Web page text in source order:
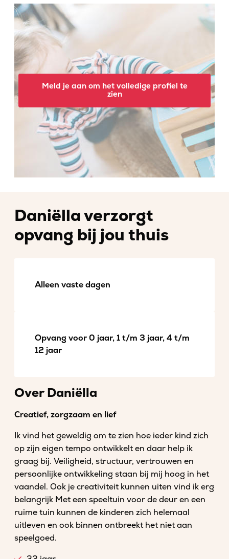
Meld je aan om het volledige profiel te
zien
Daniëlla verzorgt
opvang bij jou thuis
Alleen vaste dagen
Opvang voor 0 jaar, 1 t/m 3 jaar, 4 t/m
12 jaar
Over Daniëlla
Creatief, zorgzaam en lief
Ik vind het geweldig om te zien hoe ieder kind zich
op zijn eigen tempo ontwikkelt en daar help ik
graag bij. Veiligheid, structuur, vertrouwen en
persoonlijke ontwikkeling staan bij mij hoog in het
vaandel. Ook je creativiteit kunnen uiten vind ik erg
belangrijk Met een speeltuin voor de deur en een
ruime tuin kunnen de kinderen zich helemaal
uitleven en ook binnen ontbreekt het niet aan
speelgoed.